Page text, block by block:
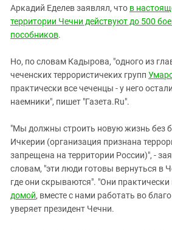
Аркадий Еделев заявлял, что в
территории Чечни действуют до 500
пособников.
Но, по словам Кадырова, "одного из
чеченских террористичеких групп
практически все чеченцы - у него
наемники", пишет "Газета.Ru".
"Мы должны строить новую жизнь без
Ичкерии (организация признана
запрещена на территории России)", -
словам, "эти люди готовы вернуться в
где они скрываются". "Они практически
домой, вместе с нами работать во
уверяет президент Чечни.